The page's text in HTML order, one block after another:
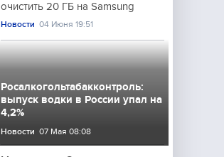
очистить 20 ГБ на Samsung
Новости 04 Июня 19:51
Росалкогольтабакконтроль:
выпуск водки в России упал на
4,2%
Новости 07 Мая 08:08